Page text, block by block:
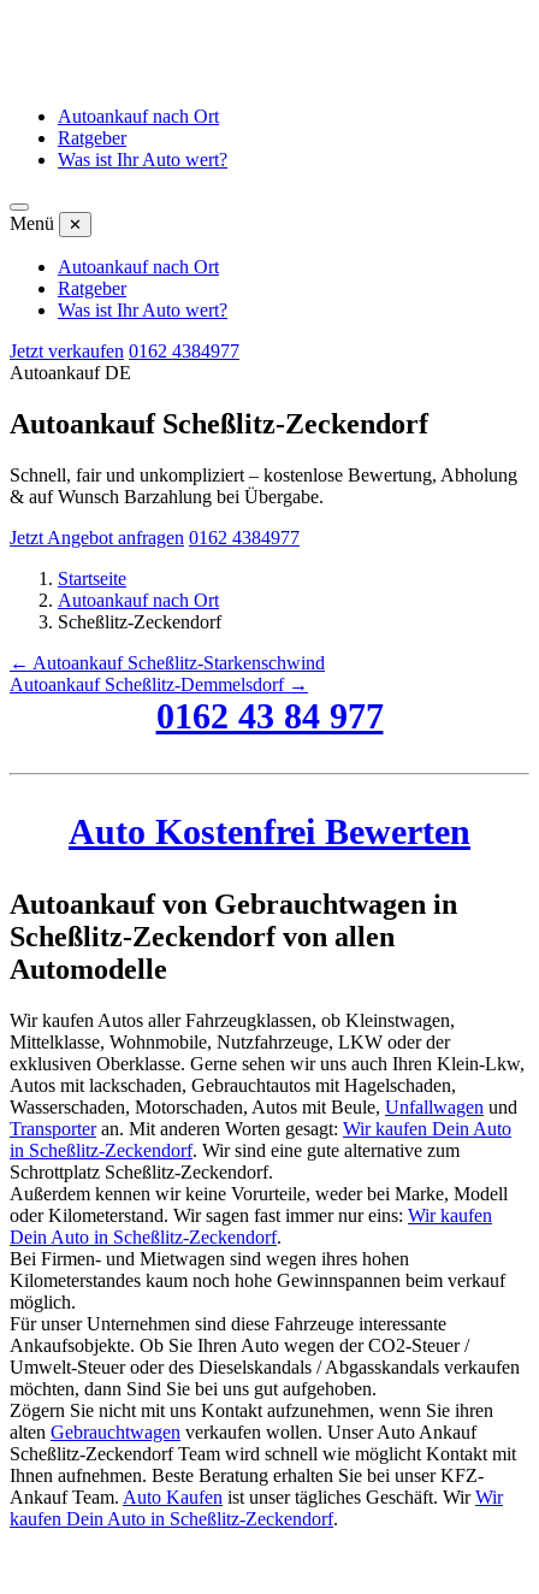
Autoankauf nach Ort
Ratgeber
Was ist Ihr Auto wert?
Menü ✕
Autoankauf nach Ort
Ratgeber
Was ist Ihr Auto wert?
Jetzt verkaufen 0162 4384977
Autoankauf DE
Autoankauf Scheßlitz-Zeckendorf
Schnell, fair und unkompliziert – kostenlose Bewertung, Abholung
& auf Wunsch Barzahlung bei Übergabe.
Jetzt Angebot anfragen 0162 4384977
Startseite
Autoankauf nach Ort
Scheßlitz-Zeckendorf
← Autoankauf Scheßlitz-Starkenschwind
Autoankauf Scheßlitz-Demmelsdorf →
0162 43 84 977
Auto Kostenfrei Bewerten
Autoankauf von Gebrauchtwagen in
Scheßlitz-Zeckendorf von allen
Automodelle
Wir kaufen Autos aller Fahrzeugklassen, ob Kleinstwagen,
Mittelklasse, Wohnmobile, Nutzfahrzeuge, LKW oder der
exklusiven Oberklasse. Gerne sehen wir uns auch Ihren Klein-Lkw,
Autos mit lackschaden, Gebrauchtautos mit Hagelschaden,
Wasserschaden, Motorschaden, Autos mit Beule, Unfallwagen und
Transporteran. Mit anderen Worten gesagt: Wir kaufen Dein Auto
in Scheßlitz-Zeckendorf. Wir sind eine gute alternative zum
Schrottplatz Scheßlitz-Zeckendorf.
Außerdem kennen wir keine Vorurteile, weder bei Marke, Modell
oder Kilometerstand. Wir sagen fast immer nur eins: Wir kaufen
Dein Auto in Scheßlitz-Zeckendorf.
Bei Firmen- und Mietwagen sind wegen ihres hohen
Kilometerstandes kaum noch hohe Gewinnspannen beim verkauf
möglich.
Für unser Unternehmen sind diese Fahrzeuge interessante
Ankaufsobjekte. Ob Sie Ihren Auto wegen der CO2-Steuer /
Umwelt-Steuer oder des Dieselskandals / Abgasskandals verkaufen
möchten, dann Sind Sie bei uns gut aufgehoben.
Zögern Sie nicht mit uns Kontakt aufzunehmen, wenn Sie ihren
alten Gebrauchtwagen verkaufen wollen. Unser Auto Ankauf
Scheßlitz-Zeckendorf Team wird schnell wie möglicht Kontakt mit
Ihnen aufnehmen. Beste Beratung erhalten Sie bei unser KFZ-
Ankauf Team. Auto Kaufen ist unser tägliches Geschäft. WirWir
kaufen Dein Auto in Scheßlitz-Zeckendorf.